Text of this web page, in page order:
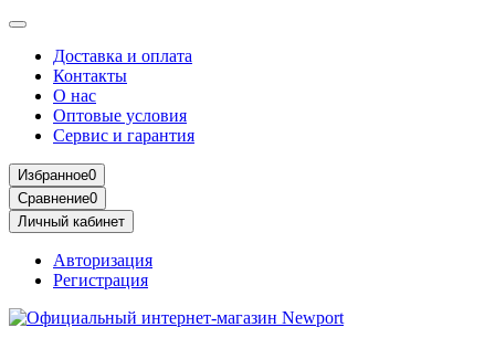
Доставка и оплата
Контакты
О нас
Оптовые условия
Сервис и гарантия
Избранное0
Сравнение0
Личный кабинет
Авторизация
Регистрация